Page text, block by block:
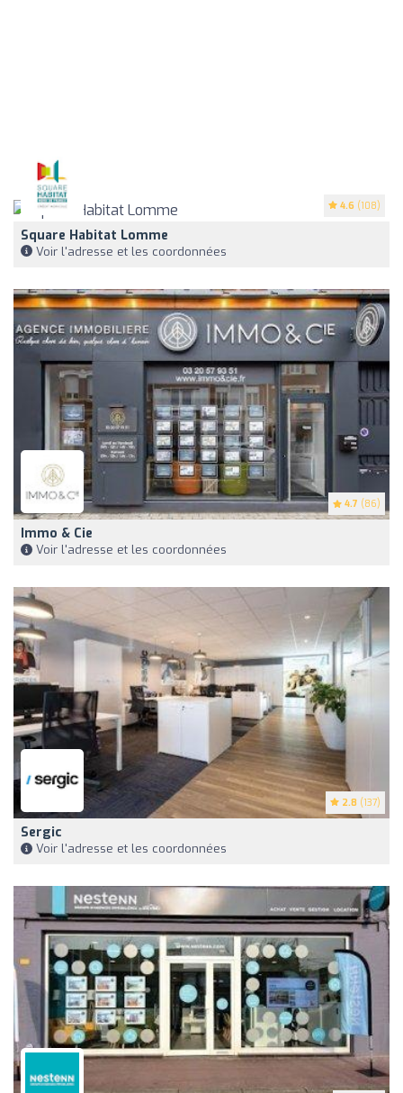
4.6 (108)
Square Habitat Lomme
Voir l'adresse et les coordonnées
4.7 (86)
Immo & Cie
Voir l'adresse et les coordonnées
2.8 (137)
Sergic
Voir l'adresse et les coordonnées